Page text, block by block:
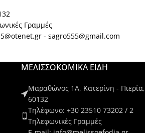
Γραμμές
- sagro555@gmail.com
ΜΕΛΙΣΣΟΚΟΜΙΚΑ ΕΙΔΗ
Μαραθώνος 1Α, Κατερίνη - Πιερία,
60132
Τηλέφωνο: +30 23510 73202 / 2
Τηλεφωνικές Γραμμές